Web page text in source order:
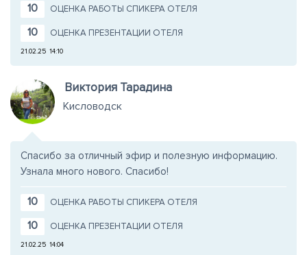
10 ОЦЕНКА РАБОТЫ СПИКЕРА ОТЕЛЯ
10 ОЦЕНКА ПРЕЗЕНТАЦИИ ОТЕЛЯ
14:10
21.02.25
Виктория Тарадина
Кисловодск
Спасибо за отличный эфир и полезную информацию.
Узнала много нового. Спасибо!
10 ОЦЕНКА РАБОТЫ СПИКЕРА ОТЕЛЯ
10 ОЦЕНКА ПРЕЗЕНТАЦИИ ОТЕЛЯ
14:04
21.02.25